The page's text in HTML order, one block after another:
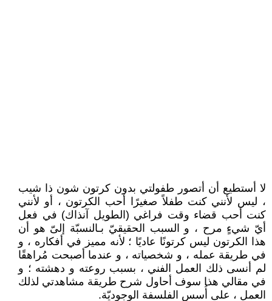
لا أستطيع أن أتصور طفولتي بدون كرتون شون ذا شيب
، ليس لأنني كنت طفلاً صغيرًا أحب الكرتون ، أو لأنني
كنت أحب قضاء وقت فراغي (الطويل آنذاك) في فعل
أيّ شيءٍ مرح ، و السبب الحقيقيّ بـالنسبّة إلىّ هو أن
هذا الكرتون ليس كرتونًا عاديًا ؛ لأنه مميز في أفكاره ، و
في طريقة عمله ، و شخصياته ، و عندما أصبحت مُراهقًا
لم أنسى ذلك العمل الفني ، بسبب روعته و دهشته ؛ و
في مقالي هذا سوف أحاول شرح طريقة مشاهدتي لذلك
العمل ، على أُسس الفلسفة الوجوديّة.